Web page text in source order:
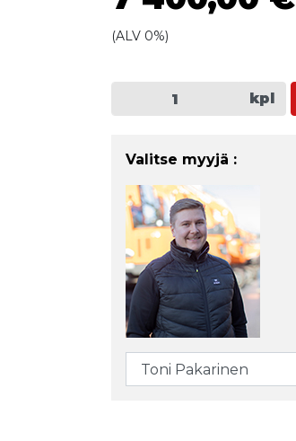
(ALV 0%)
kpl
Valitse myyjä :